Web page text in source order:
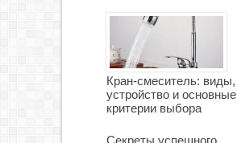
Кран-смеситель: виды,
устройство и основные
критерии выбора
Секреты успешного